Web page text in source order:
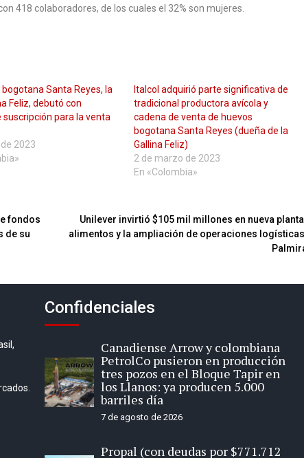
418 colaboradores, de los cuales el 32% son mujeres.
Santa Reyes, la
Feliz, debutó con
suscripción para la venta
2023
Italcol adquirió parte significativa de
tradicional productora avícola y
cadena de venta de huevos
bogotana Santa Reyes (dueña de la
Gallina Feliz)
2 de marzo de 2023
En «Colombia»
fondos
de su
Unilever invirtió $105 mil millones en nueva
alimentos y la ampliación de operaciones
Confidenciales
Canadiense Arrow y colombiana
PetrolCo pusieron en producción
tres pozos en el Bloque Tapir en
los Llanos: ya producen 5.000
barriles día
7 de agosto de 2026
Propal (con deudas por $771.712